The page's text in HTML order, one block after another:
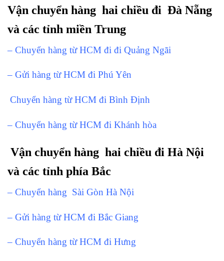
Vận chuyển hàng hai chiều đi Đà Nẵng
và các tỉnh miền Trung
– Chuyển hàng từ HCM đi đi Quảng Ngãi
– Gửi hàng từ HCM đi Phú Yên
Chuyển hàng từ HCM đi Bình Định
– Chuyển hàng từ HCM đi Khánh hòa
Vận chuyển hàng hai chiều đi Hà Nội
và các tỉnh phía Bắc
– Chuyển hàng Sài Gòn Hà Nội
– Gửi hàng từ HCM đi Bắc Giang
– Chuyển hàng từ HCM đi Hưng